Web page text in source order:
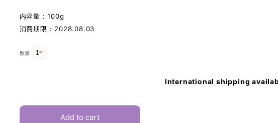
内容量 : 100g
消費期限 : 2028.08.03
数量
International shipping
Add to cart